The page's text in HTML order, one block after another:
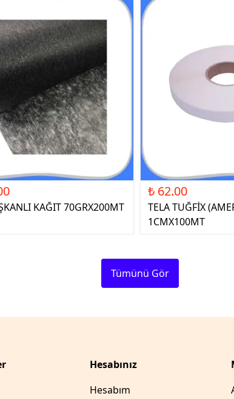
KAĞIT 70GRX200MT
₺ 62.00
TELA TUĞFİX
1CMX100MT
Tümünü Gör
Hesabınız
Hesabım